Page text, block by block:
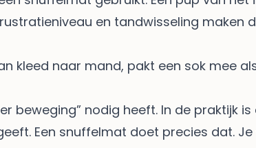
en tandwisseling maken
kleed naar mand, pakt een sok mee
beweging” nodig heeft. In de praktijk
Een snuffelmat doet precies dat.